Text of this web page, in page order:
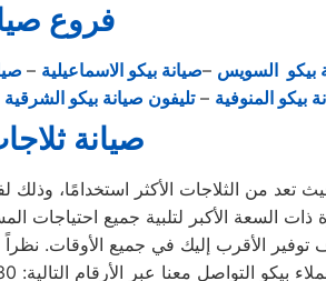
فروع
بيكو السويس –صيانة بيكو الاسماعيلية –
بيكو المنوفية –تليفون صيانة بيكو الشرقية
صيانة
تعد من الثلاجات الأكثر استخدامًا، وذلك